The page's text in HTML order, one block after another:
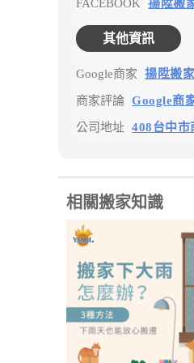
FACEBOOK 揚陞搬
其他資訊
Google商家 揚陞搬
商家評論 Google商
公司地址 408台中市
相關搬家知識